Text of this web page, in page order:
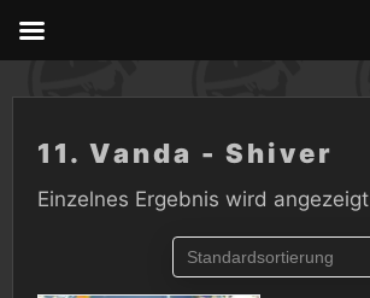
11. Vanda - Shiver
Einzelnes Ergebnis wird angezeigt